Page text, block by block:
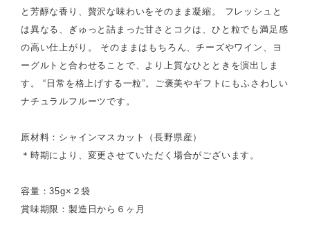
と芳醇な香り、贅沢な味わいをそのまま凝縮。 フレッシュと
は異なる、ぎゅっと詰まった甘さとコクは、ひと粒でも満足感
の高い仕上がり。 そのままはもちろん、チーズやワイン、ヨ
ーグルトと合わせることで、より上質なひとときを演出しま
す。 “日常を格上げする一粒”。ご褒美やギフトにもふさわしい
ナチュラルフルーツです。
原材料：シャインマスカット（長野県産）
＊時期により、変更させていただく場合がございます。
容量：35g×２袋
賞味期限：製造日から６ヶ月